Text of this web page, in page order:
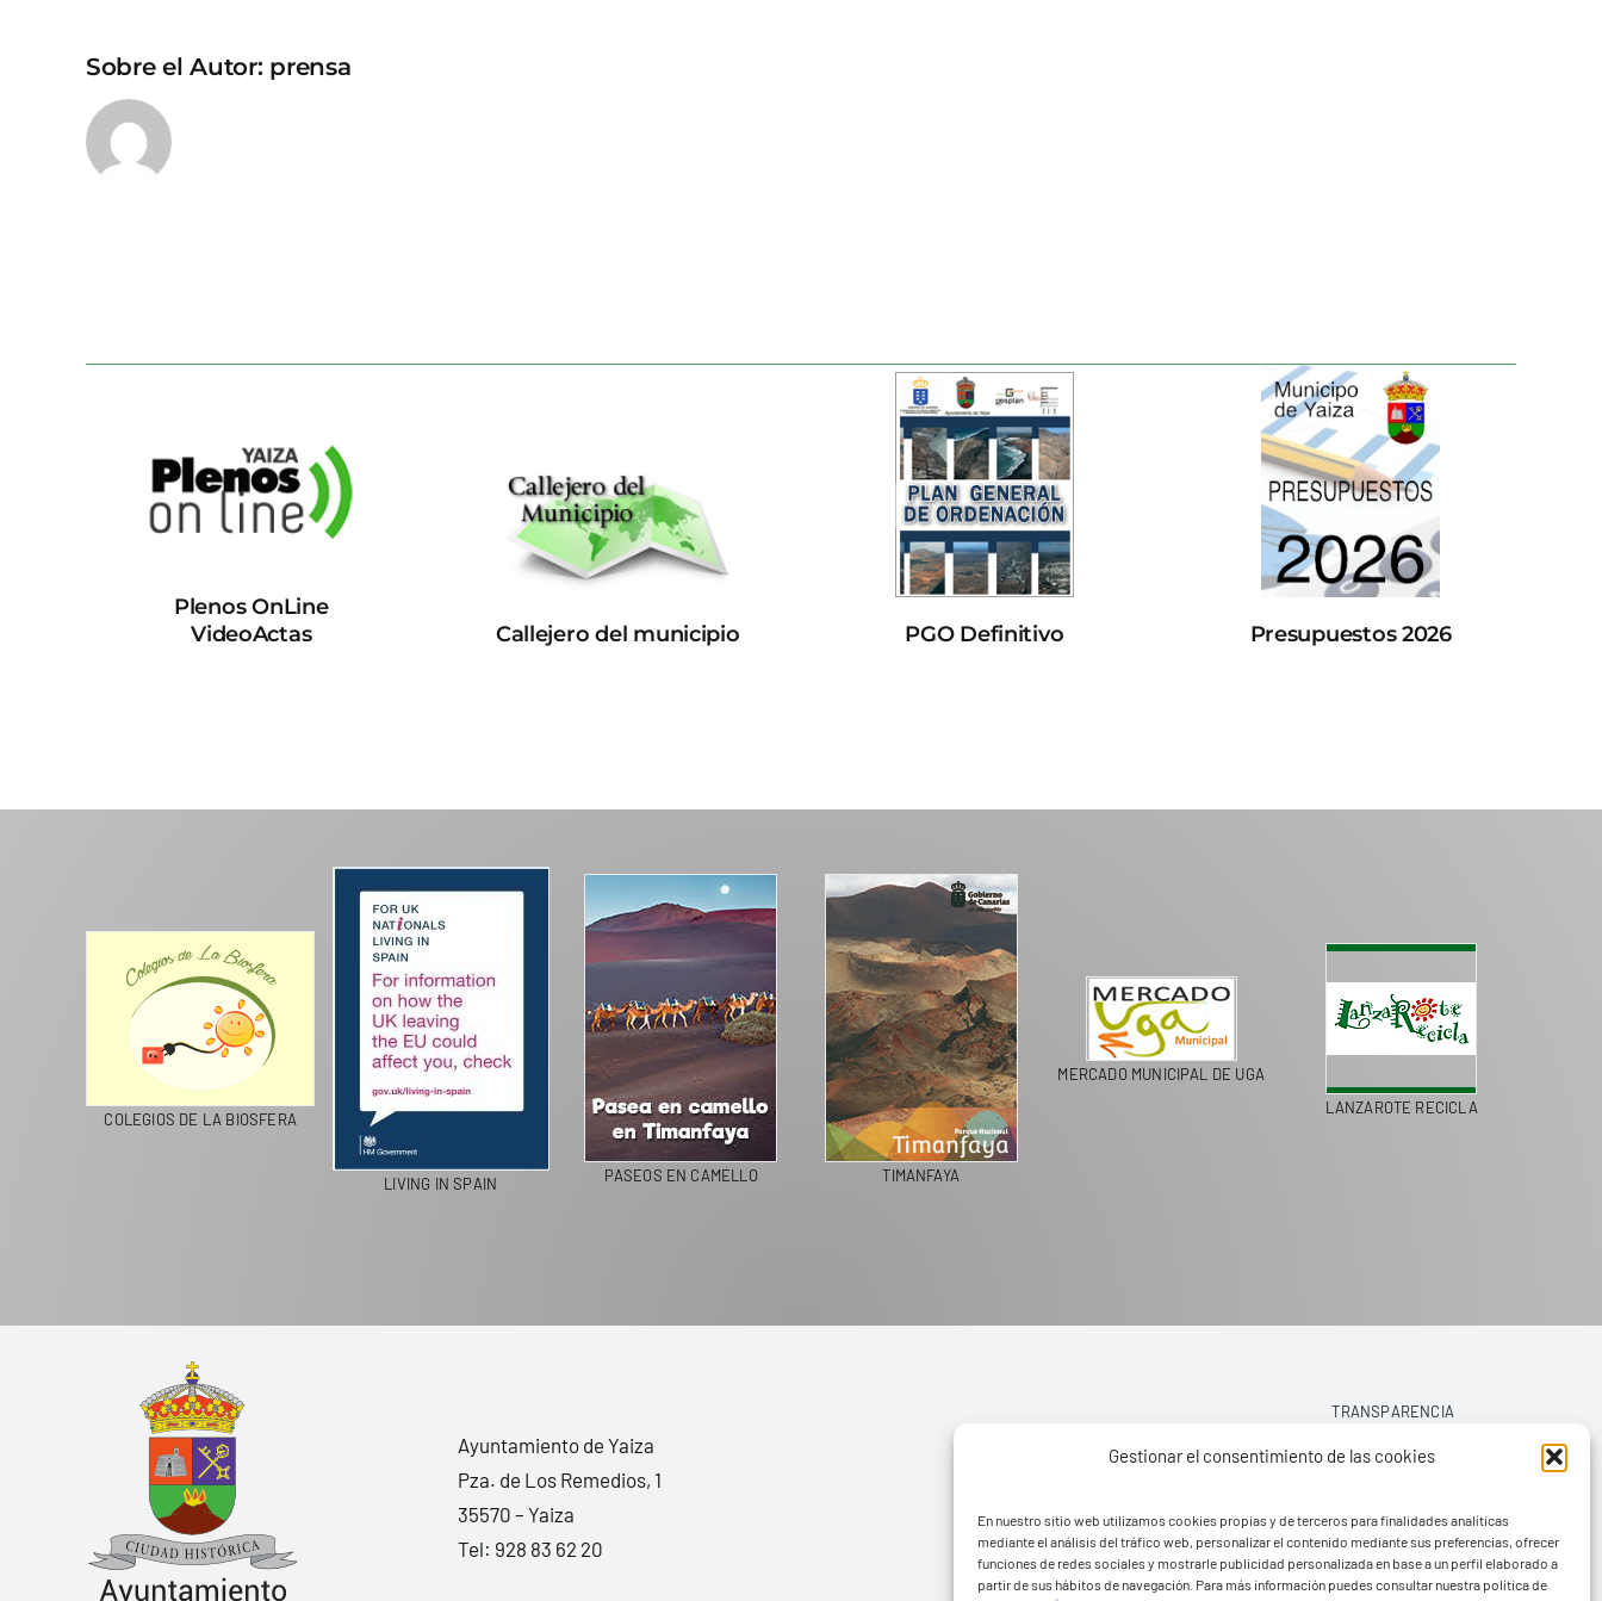
Gestionar el consentimiento de las cookies
En nuestro sitio web utilizamos cookies propias y de terceros para finalidades analíticas
mediante el análisis del tráfico web, personalizar el contenido mediante sus preferencias, ofrecer
funciones de redes sociales y mostrarle publicidad personalizada en base a un perfil elaborado a
partir de sus hábitos de navegación. Para más información puedes consultar nuestra política de
Sobre el Autor: prensa
Plenos OnLine
VideoActas
Callejero del municipio PGO Definitivo Presupuestos 2026
COLEGIOS DE LA BIOSFERA
LIVING IN SPAIN PASEOS EN CAMELLO TIMANFAYA
MERCADO MUNICIPAL DE UGA
LANZAROTE RECICLA
Ayuntamiento de Yaiza
Pza. de Los Remedios, 1
35570 – Yaiza
Tel: 928 83 62 20
TRANSPARENCIA
AVISO LEGAL
POLÍTICA DE PRIVACIDAD
POLÍTICA DE COOKIES (UE)